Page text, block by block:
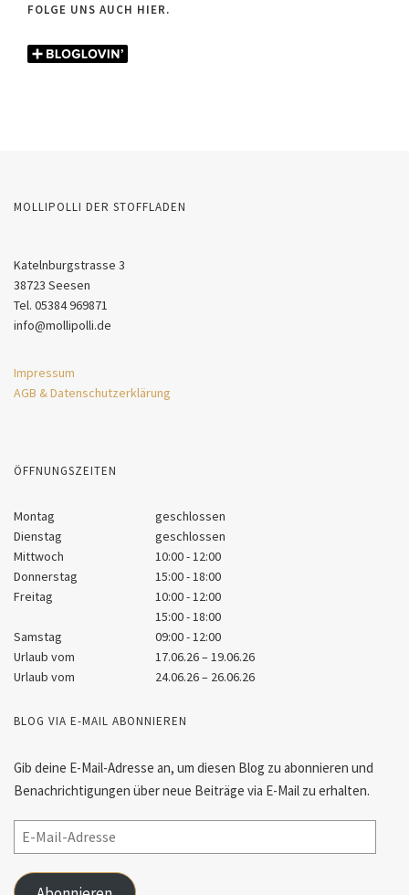
FOLGE UNS AUCH HIER.
MOLLIPOLLI DER STOFFLADEN
Katelnburgstrasse 3
38723 Seesen
Tel. 05384 969871
info@mollipolli.de
Impressum
AGB & Datenschutzerklärung
ÖFFNUNGSZEITEN
Montag
geschlossen
Dienstag
geschlossen
Mittwoch
10:00 - 12:00
Donnerstag
15:00 - 18:00
Freitag
10:00 - 12:00
15:00 - 18:00
Samstag
09:00 - 12:00
Urlaub vom
17.06.26 – 19.06.26
Urlaub vom
24.06.26 – 26.06.26
BLOG VIA E-MAIL ABONNIEREN
Gib deine E-Mail-Adresse an, um diesen Blog zu abonnieren und
Benachrichtigungen über neue Beiträge via E-Mail zu erhalten.